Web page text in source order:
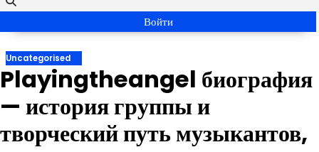
Войти
Uncategorised
Playingtheangel биография
— история группы и
творческий путь музыкантов,